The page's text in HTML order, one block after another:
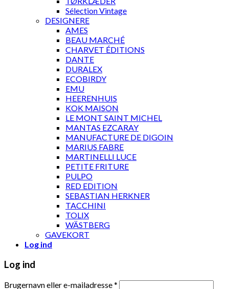
Sélection Vintage
DESIGNERE
AMES
BEAU MARCHÉ
CHARVET ÉDITIONS
DANTE
DURALEX
ECOBIRDY
EMU
HEERENHUIS
KOK MAISON
LE MONT SAINT MICHEL
MANTAS EZCARAY
MANUFACTURE DE DIGOIN
MARIUS FABRE
MARTINELLI LUCE
PETITE FRITURE
PULPO
RED EDITION
SEBASTIAN HERKNER
TACCHINI
TOLIX
WÄSTBERG
GAVEKORT
Log ind
Log ind
Brugernavn eller e-mailadresse*